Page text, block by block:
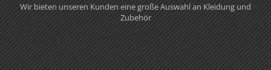
Wir bieten unseren Kunden eine große Auswahl an Kleidung und
Zubehör